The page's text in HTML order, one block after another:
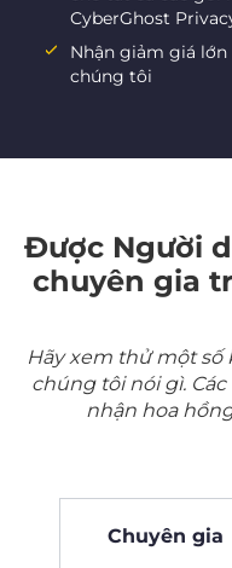
CyberGhost
Nhận giảm giá
chúng tôi
Được Người
chuyên gia
Hãy xem thử một số
chúng tôi nói gì.
nhận hoa
Chuyên gia